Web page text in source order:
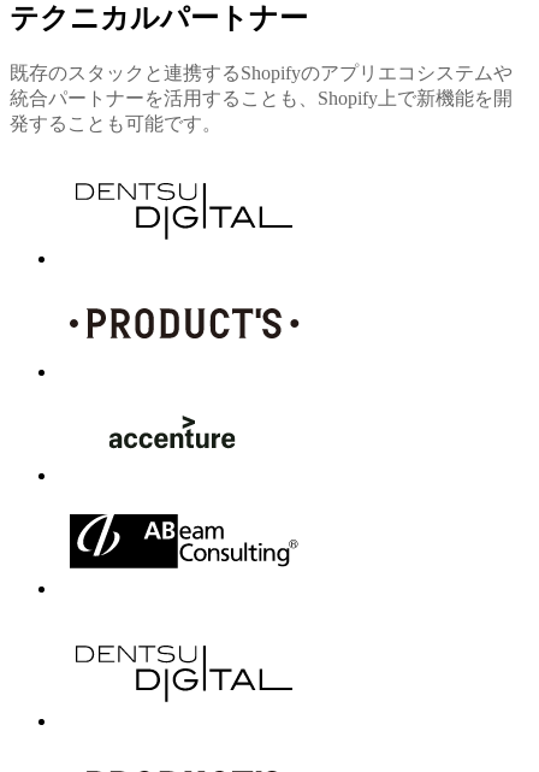
テクニカルパートナー
既存のスタックと連携するShopifyのアプリエコシステムや
統合パートナーを活用することも、Shopify上で新機能を開
発することも可能です。